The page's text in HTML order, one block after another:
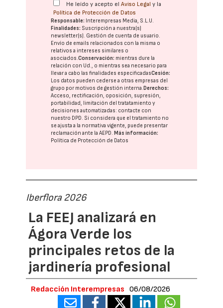
He leído y acepto elAviso Legal y la
Política de Protección de Datos
Responsable: Interempresas Media, S.L.U.
Finalidades: Suscripción a nuestra(s)
newsletter(s). Gestión de cuenta de usuario.
Envío de emails relacionados con la misma o
relativos a intereses similares o
asociados.Conservación: mientras dure la
relación con Ud., o mientras sea necesario para
llevar a cabo las finalidades especificadasCesión:
Los datos pueden cederse a otras empresas del
grupo por motivos de gestión interna.Derechos:
Acceso, rectificación, oposición, supresión,
portabilidad, limitación del tratatamiento y
decisiones automatizadas: contacte con
nuestro DPD. Si considera que el tratamiento no
se ajusta a la normativa vigente, puede presentar
reclamación ante laAEPD.Más información:
Política de Protección de Datos
Iberflora 2026
La FEEJ analizará en
Ágora Verde los
principales retos de la
jardinería profesional
Redacción Interempresas 06/08/2026